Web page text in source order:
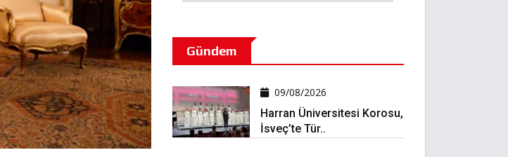
Gündem
09/08/2026
Harran Üniversitesi Korosu,
İsveç’te Tür..